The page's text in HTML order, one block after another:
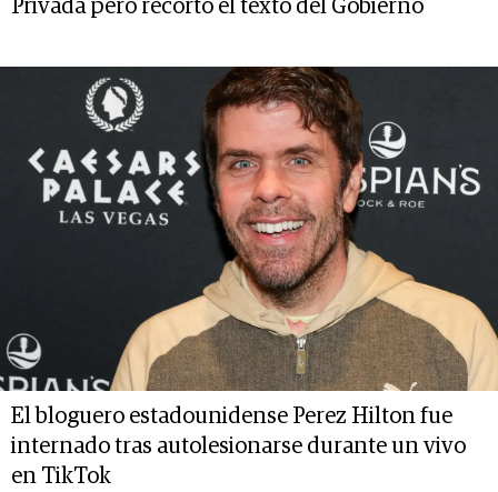
Privada pero recortó el texto del Gobierno
El bloguero estadounidense Perez Hilton fue
internado tras autolesionarse durante un vivo
en TikTok